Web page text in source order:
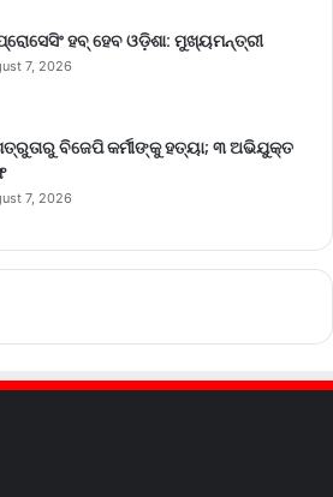
ହବ୍ ହେବ ଓଡ଼ିଶା: ମୁଖ୍ୟମନ୍ତ୍ରୀ
7, 2026
ବିଜେପି କର୍ମୀଙ୍କୁ ହତ୍ୟା; ୩ ଅଭିଯୁକ୍ତ
7, 2026